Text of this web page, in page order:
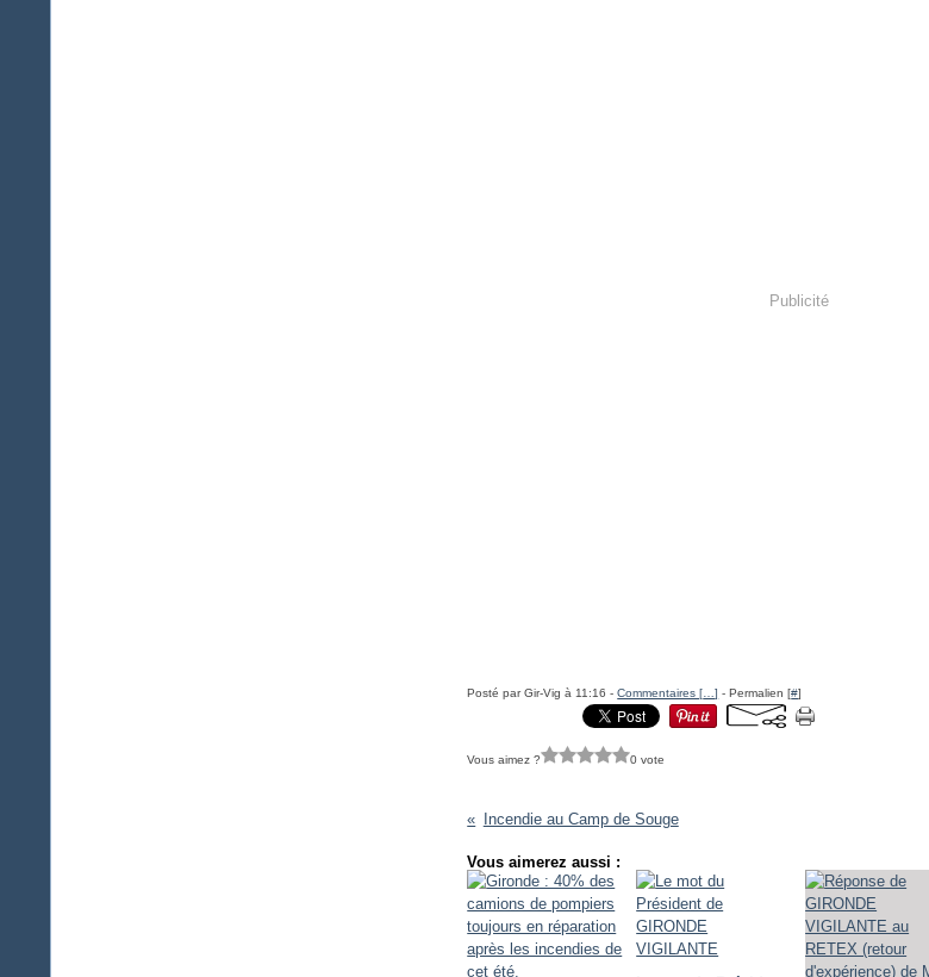
Publicité
Posté par Gir-Vig à 11:16 -Commentaires [ …] - Permalien [#]
Vous aimez ? 0 vote
Incendie au Camp de Souge
Vous aimerez aussi :